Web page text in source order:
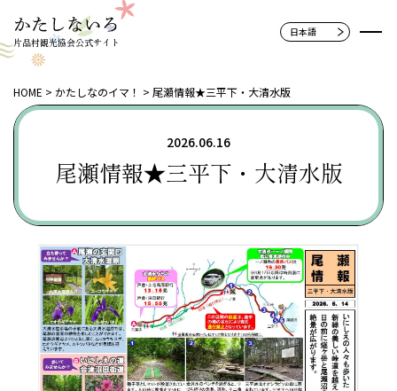
片品村観光協会公式サイト
HOME かたしなのイマ！ 尾瀬情報★三平下・大清水版
2026.06.16
尾瀬情報★三平下・大清水版